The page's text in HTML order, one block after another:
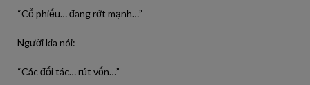
“Cổ phiếu… đang rớt mạnh…”
Người kia nói:
“Các đối tác… rút vốn…”